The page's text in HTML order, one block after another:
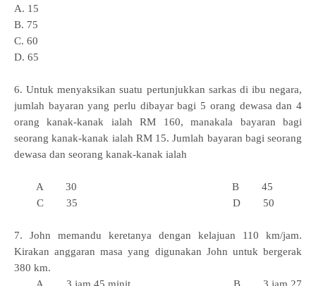
A. 15
B. 75
C. 60
D. 65
6. Untuk menyaksikan suatu pertunjukkan sarkas di ibu negara,
jumlah bayaran yang perlu dibayar bagi 5 orang dewasa dan 4
orang kanak-kanak ialah RM 160, manakala bayaran bagi
seorang kanak-kanak ialah RM 15. Jumlah bayaran bagi seorang
dewasa dan seorang kanak-kanak ialah
A 30 B 45
C 35 D 50
7. John memandu keretanya dengan kelajuan 110 km/jam.
Kirakan anggaran masa yang digunakan John untuk bergerak
380 km.